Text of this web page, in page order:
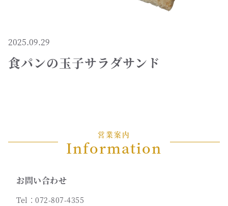
2025.09.29
食パンの玉子サラダサンド
営業案内
Information
お問い合わせ
Tel：072-807-4355